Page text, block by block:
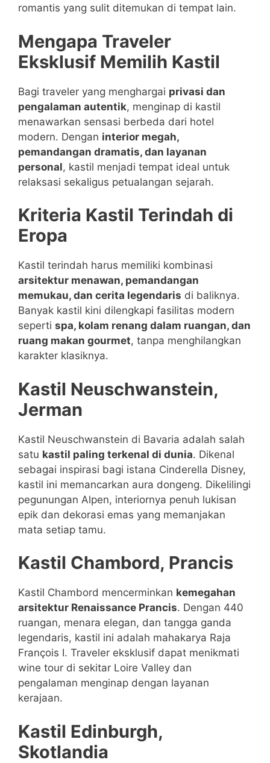
romantis yang sulit ditemukan di tempat lain.
Mengapa Traveler
Eksklusif Memilih Kastil
Bagi traveler yang menghargai privasi dan
pengalaman autentik, menginap di kastil
menawarkan sensasi berbeda dari hotel
modern. Dengan interior megah,
pemandangan dramatis, dan layanan
personal, kastil menjadi tempat ideal untuk
relaksasi sekaligus petualangan sejarah.
Kriteria Kastil Terindah di
Eropa
Kastil terindah harus memiliki kombinasi
arsitektur menawan, pemandangan
memukau, dan cerita legendaris di baliknya.
Banyak kastil kini dilengkapi fasilitas modern
seperti spa, kolam renang dalam ruangan, dan
ruang makan gourmet, tanpa menghilangkan
karakter klasiknya.
Kastil Neuschwanstein,
Jerman
Kastil Neuschwanstein di Bavaria adalah salah
satu kastil paling terkenal di dunia. Dikenal
sebagai inspirasi bagi istana Cinderella Disney,
kastil ini memancarkan aura dongeng. Dikelilingi
pegunungan Alpen, interiornya penuh lukisan
epik dan dekorasi emas yang memanjakan
mata setiap tamu.
Kastil Chambord, Prancis
Kastil Chambord mencerminkan kemegahan
arsitektur Renaissance Prancis. Dengan 440
ruangan, menara elegan, dan tangga ganda
legendaris, kastil ini adalah mahakarya Raja
François I. Traveler eksklusif dapat menikmati
wine tour di sekitar Loire Valley dan
pengalaman menginap dengan layanan
kerajaan.
Kastil Edinburgh,
Skotlandia